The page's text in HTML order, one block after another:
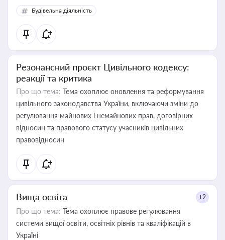
Будівельна діяльність
Резонансний проєкт Цивільного кодексу:
реакції та критика
Про що тема: Тема охоплює оновлення та реформування
цивільного законодавства України, включаючи зміни до
регулювання майнових і немайнових прав, договірних
відносин та правового статусу учасників цивільних
правовідносин
Вища освіта +2
Про що тема: Тема охоплює правове регулювання
системи вищої освіти, освітніх рівнів та кваліфікацій в
Україні